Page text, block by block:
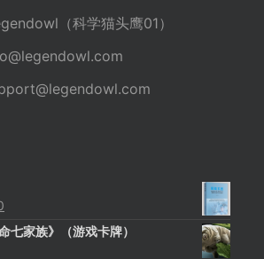
（科学猫头鹰01）
价七家族》（游戏卡牌）